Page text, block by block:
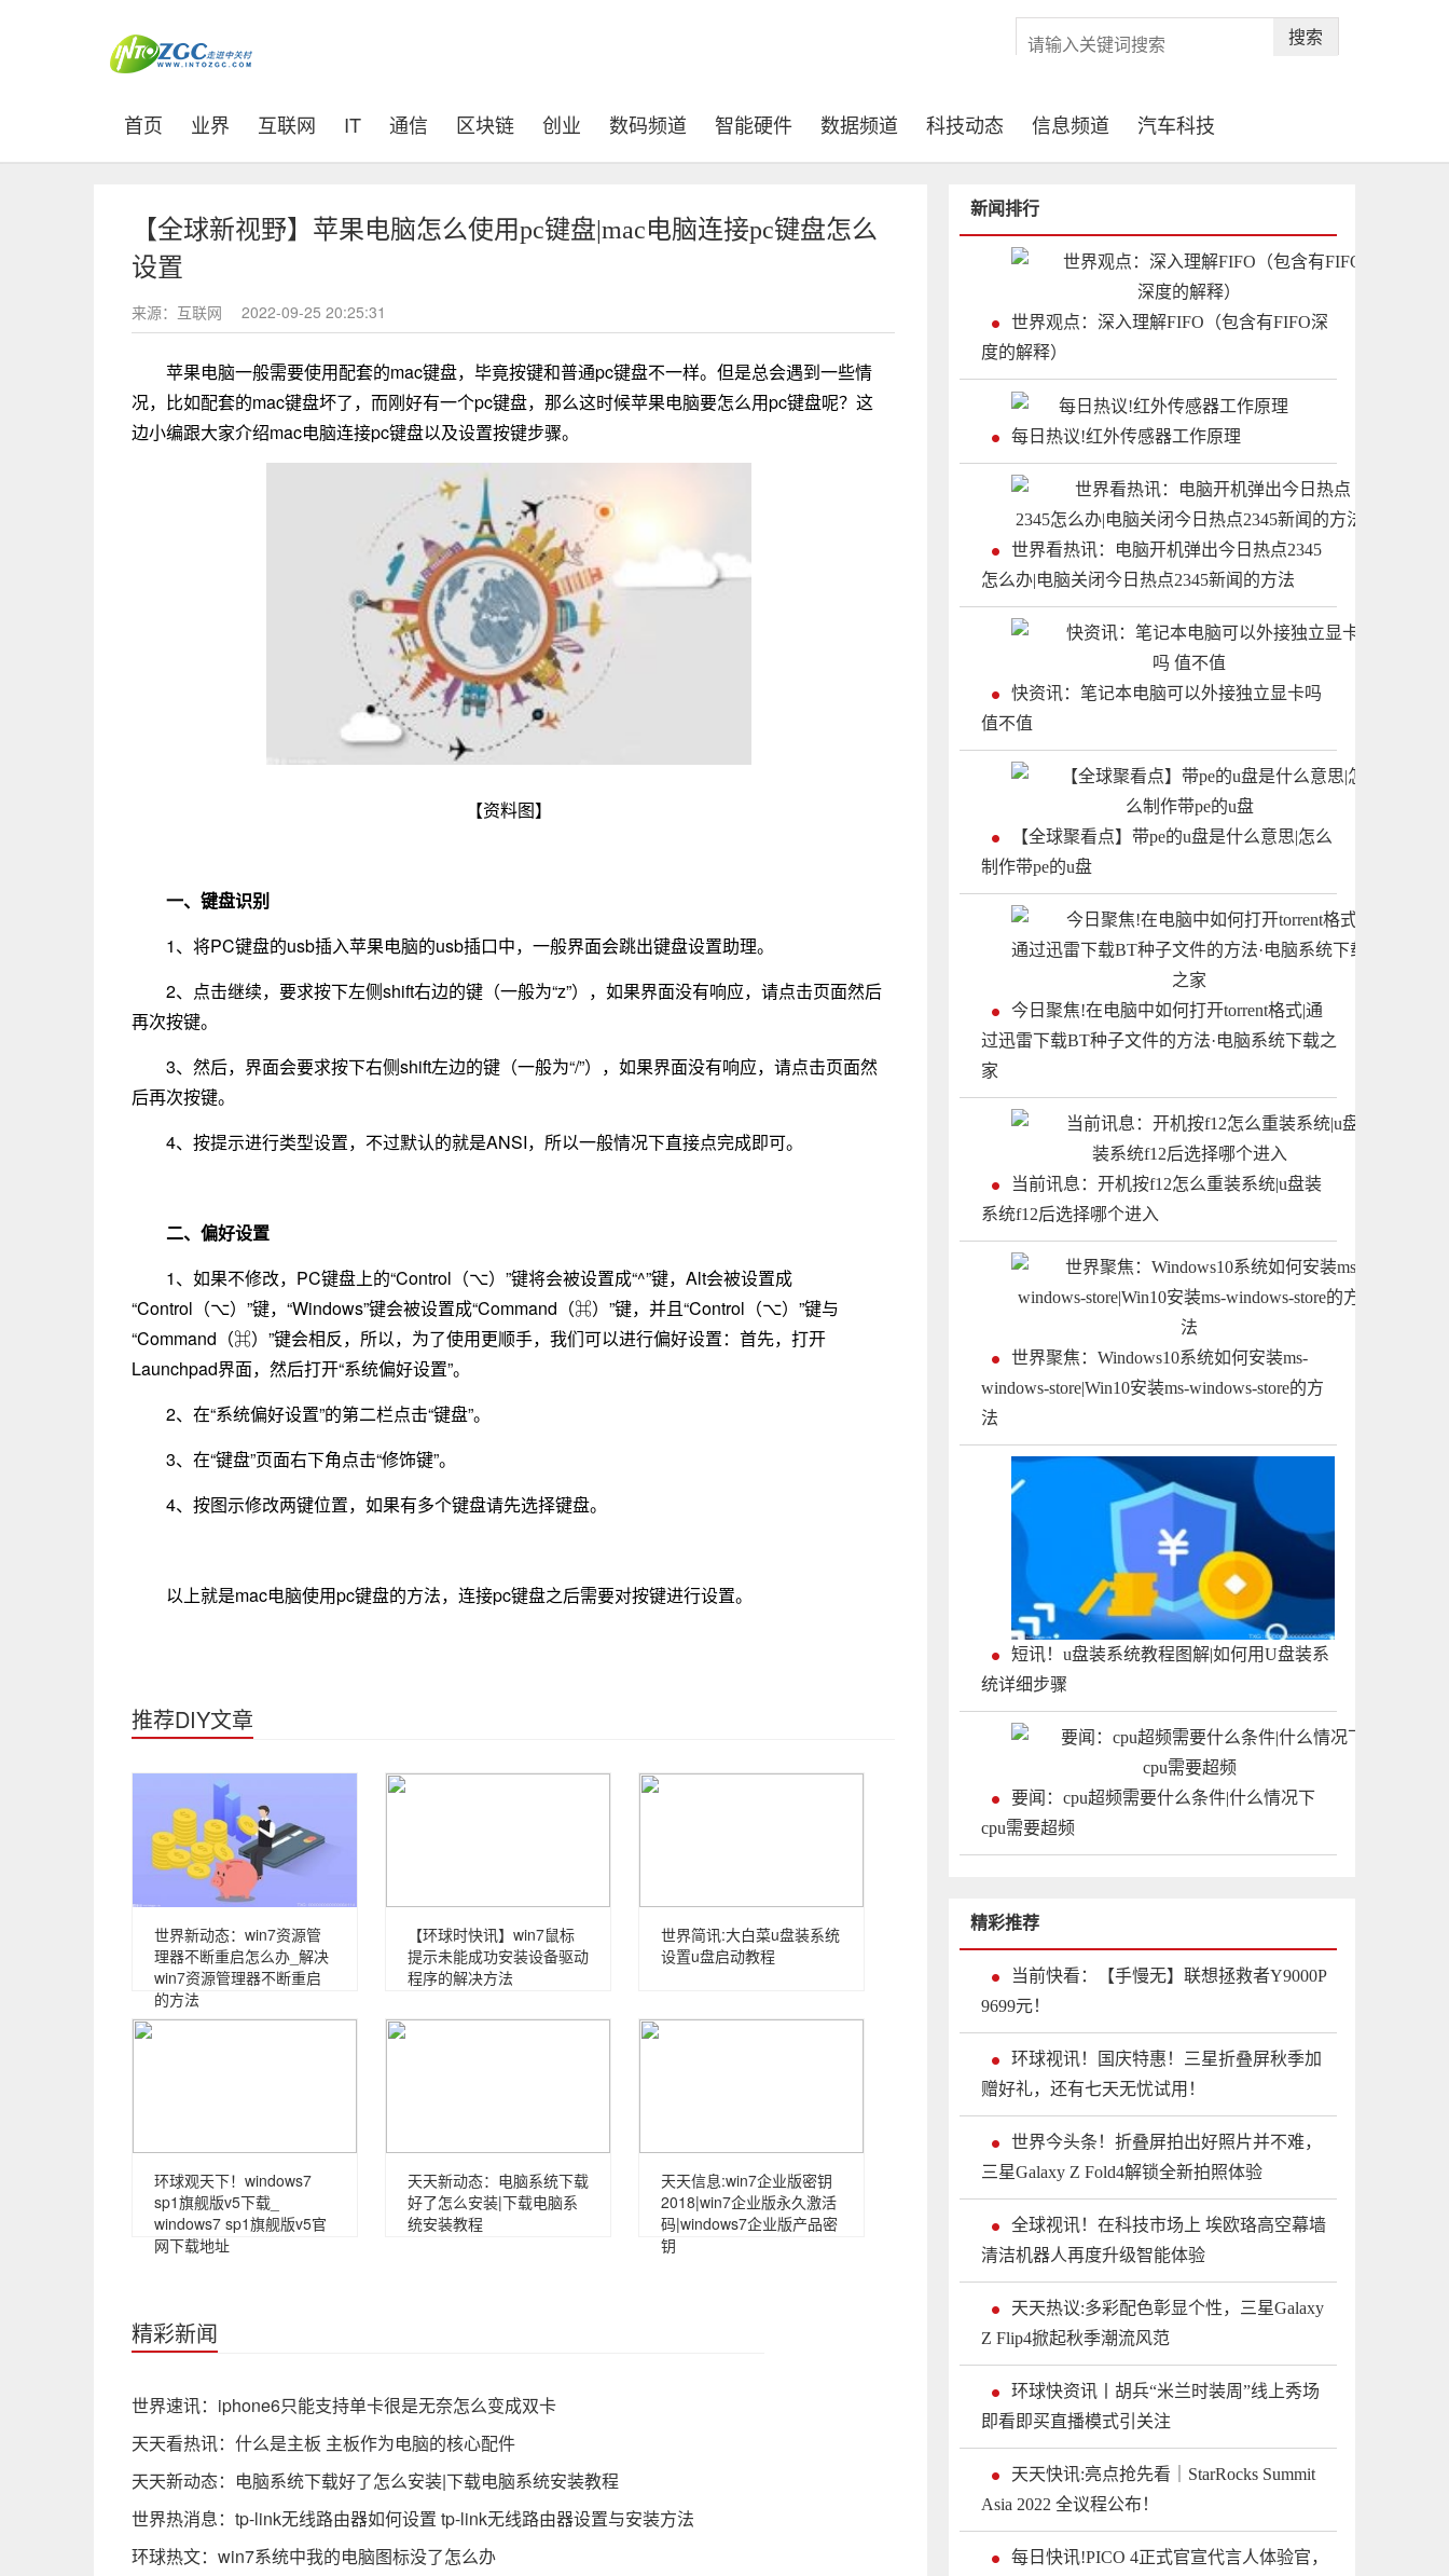
搜索
首页 (current)
业界 互联网 IT 通信 区块链 创业 数码频道 智能硬件 数据频道 科技动态 信息频道 汽车科技
【全球新视野】苹果电脑怎么使用pc键盘|mac电脑连接pc键盘怎么
设置
来源：互联网 2022-09-25 20:25:31
苹果电脑一般需要使用配套的mac键盘，毕竟按键和普通pc键盘不一样。但是总会遇到一些情
况，比如配套的mac键盘坏了，而刚好有一个pc键盘，那么这时候苹果电脑要怎么用pc键盘呢？这
边小编跟大家介绍mac电脑连接pc键盘以及设置按键步骤。
【资料图】
一、键盘识别
1、将PC键盘的usb插入苹果电脑的usb插口中，一般界面会跳出键盘设置助理。
2、点击继续，要求按下左侧shift右边的键（一般为“z”），如果界面没有响应，请点击页面然后
再次按键。
3、然后，界面会要求按下右侧shift左边的键（一般为“/”），如果界面没有响应，请点击页面然
后再次按键。
4、按提示进行类型设置，不过默认的就是ANSI，所以一般情况下直接点完成即可。
二、偏好设置
1、如果不修改，PC键盘上的“Control（⌥）”键将会被设置成“^”键，Alt会被设置成
“Control（⌥）”键，“Windows”键会被设置成“Command（⌘）”键，并且“Control（⌥）”键与
“Command（⌘）”键会相反，所以，为了使用更顺手，我们可以进行偏好设置：首先，打开
Launchpad界面，然后打开“系统偏好设置”。
2、在“系统偏好设置”的第二栏点击“键盘”。
3、在“键盘”页面右下角点击“修饰键”。
4、按图示修改两键位置，如果有多个键盘请先选择键盘。
以上就是mac电脑使用pc键盘的方法，连接pc键盘之后需要对按键进行设置。
推荐DIY文章
世界新动态：win7资源管
理器不断重启怎么办_解决
win7资源管理器不断重启
的方法
【环球时快讯】win7鼠标
提示未能成功安装设备驱动
程序的解决方法
世界简讯:大白菜u盘装系统
设置u盘启动教程
环球观天下！windows7
sp1旗舰版v5下载_
windows7 sp1旗舰版v5官
网下载地址
天天新动态：电脑系统下载
好了怎么安装|下载电脑系
统安装教程
天天信息:win7企业版密钥
2018|win7企业版永久激活
码|windows7企业版产品密
钥
精彩新闻
世界速讯：iphone6只能支持单卡很是无奈怎么变成双卡
天天看热讯：什么是主板 主板作为电脑的核心配件
天天新动态：电脑系统下载好了怎么安装|下载电脑系统安装教程
世界热消息：tp-link无线路由器如何设置 tp-link无线路由器设置与安装方法
环球热文：win7系统中我的电脑图标没了怎么办
新闻排行
世界观点：深入理解FIFO（包含有FIFO深
度的解释）
每日热议!红外传感器工作原理
世界看热讯：电脑开机弹出今日热点2345
怎么办|电脑关闭今日热点2345新闻的方法
快资讯：笔记本电脑可以外接独立显卡吗
值不值
【全球聚看点】带pe的u盘是什么意思|怎么
制作带pe的u盘
今日聚焦!在电脑中如何打开torrent格式|通
过迅雷下载BT种子文件的方法·电脑系统下载之
家
当前讯息：开机按f12怎么重装系统|u盘装
系统f12后选择哪个进入
世界聚焦：Windows10系统如何安装ms-
windows-store|Win10安装ms-windows-store的方
法
短讯！u盘装系统教程图解|如何用U盘装系
统详细步骤
要闻：cpu超频需要什么条件|什么情况下
cpu需要超频
精彩推荐
当前快看：【手慢无】联想拯救者Y9000P
9699元！
环球视讯！国庆特惠！三星折叠屏秋季加
赠好礼，还有七天无忧试用！
世界今头条！折叠屏拍出好照片并不难，
三星Galaxy Z Fold4解锁全新拍照体验
全球视讯！在科技市场上 埃欧珞高空幕墙
清洁机器人再度升级智能体验
天天热议:多彩配色彰显个性，三星Galaxy
Z Flip4掀起秋季潮流风范
环球快资讯丨胡兵“米兰时装周”线上秀场
即看即买直播模式引关注
天天快讯:亮点抢先看｜StarRocks Summit
Asia 2022 全议程公布！
每日快讯!PICO 4正式官宣代言人体验官，